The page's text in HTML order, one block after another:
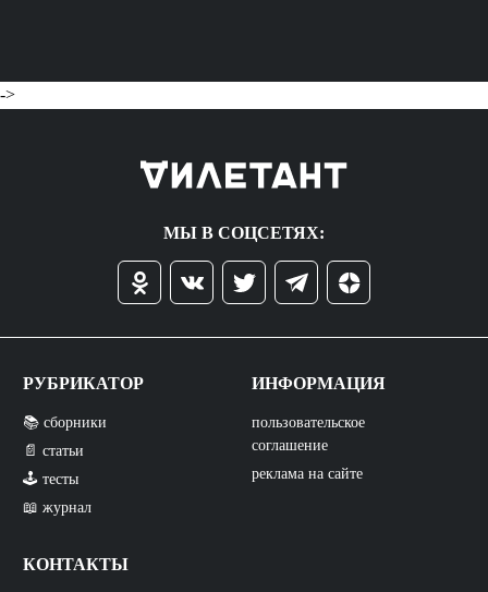
->
МЫ В СОЦСЕТЯХ:
РУБРИКАТОР
📚 сборники
📄 статьи
🕹️ тесты
📖 журнал
КОНТАКТЫ
ИНФОРМАЦИЯ
пользовательское
соглашение
реклама на сайте